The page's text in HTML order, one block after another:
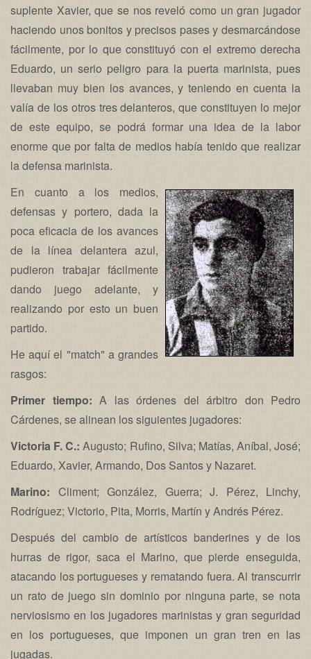
suplente Xavier, que se nos reveló como un gran jugador
haciendo unos bonitos y precisos pases y desmarcándose
fácilmente, por lo que constituyó con el extremo derecha
Eduardo, un serio peligro para la puerta marinista, pues
llevaban muy bien los avances, y teniendo en cuenta la
valía de los otros tres delanteros, que constituyen lo mejor
de este equipo, se podrá formar una idea de la labor
enorme que por falta de medios había tenido que realizar
la defensa marinista.
En cuanto a los medios,
defensas y portero, dada la
poca eficacia de los avances
de la línea delantera azul,
pudieron trabajar fácilmente
dando juego adelante, y
realizando por esto un buen
partido.
He aquí el "match" a grandes
rasgos:
Primer tiempo: A las órdenes del árbitro don Pedro
Cárdenes, se alinean los siguientes jugadores:
Victoria F. C.: Augusto; Rufino, Silva; Matías, Aníbal, José;
Eduardo, Xavier, Armando, Dos Santos y Nazaret.
Marino: Climent; González, Guerra; J. Pérez, Linchy,
Rodríguez; Victorio, Pita, Morris, Martín y Andrés Pérez.
Después del cambio de artísticos banderines y de los
hurras de rigor, saca el Marino, que pierde enseguida,
atacando los portugueses y rematando fuera. Al transcurrir
un rato de juego sin dominio por ninguna parte, se nota
nerviosismo en los jugadores marinistas y gran seguridad
en los portugueses, que imponen un gran tren en las
jugadas.